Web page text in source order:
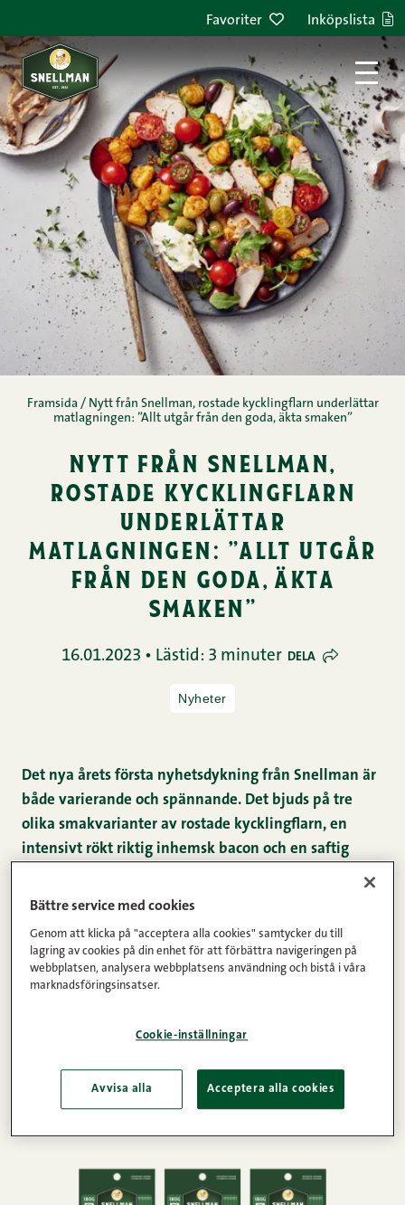
Favoriter Inköpslista
Framsida / Nytt från Snellman, rostade kycklingflarn underlättar
matlagningen: ”Allt utgår från den goda, äkta smaken”
nytt från snellman,
rostade kycklingflarn
underlättar
matlagningen: ”allt utgår
från den goda, äkta
smaken”
16.01.2023 • Lästid: 3 minuter DELA
Nyheter
Det nya årets första nyhetsdykning från Snellman är
både varierande och spännande. Det bjuds på tre
olika smakvarianter av rostade kycklingflarn, en
intensivt rökt riktig inhemsk bacon och en saftig
Bland nyheterna är det onekligen kycklingflarnen som
ådrar sig störst intresse. Syftet är att underlätta
finländarnas vardag utan att pruta på det drygt 70-
Bättre service med cookies
Genom att klicka på "acceptera alla cookies" samtycker du till
lagring av cookies på din enhet för att förbättra navigeringen på
webbplatsen, analysera webbplatsens användning och bistå i våra
marknadsföringsinsatser.
Cookie-inställningar
Avvisa alla Acceptera alla cookies